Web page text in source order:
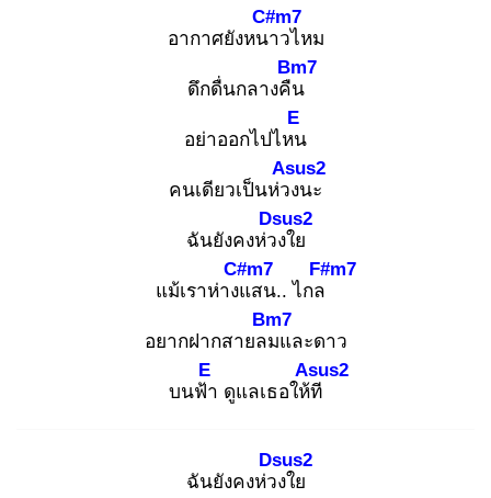
อากาศยังหนา
C#m7
วไหม
ดึกดื่นกลางคืน
Bm7
อย่าออกไปไหน
E
คนเดียวเป็นห่วง
Asus2
นะ
ฉันยังคงห่วง
Dsus2
ใย
แม้เราห่างแ
C#m7
สน.. ไกล
F#m7
อยากฝากสายลม
Bm7
และดาว
บนฟ้า
E
ดูแลเธอให้ที
Asus2
ฉันยังคงห่วง
Dsus2
ใย